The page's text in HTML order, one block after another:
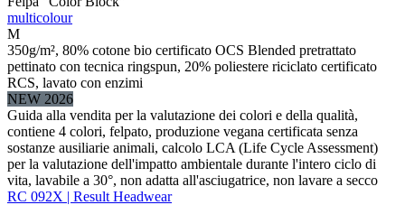
multicolour
M
350g/m², 80% cotone bio certificato OCS Blended pretrattato
pettinato con tecnica ringspun, 20% poliestere riciclato certificato
RCS, lavato con enzimi
NEW 2026
Guida alla vendita per la valutazione dei colori e della qualità,
contiene 4 colori, felpato, produzione vegana certificata senza
sostanze ausiliarie animali, calcolo LCA (Life Cycle Assessment)
per la valutazione dell'impatto ambientale durante l'intero ciclo di
vita, lavabile a 30°, non adatta all'asciugatrice, non lavare a secco
RC 092X | Result Headwear